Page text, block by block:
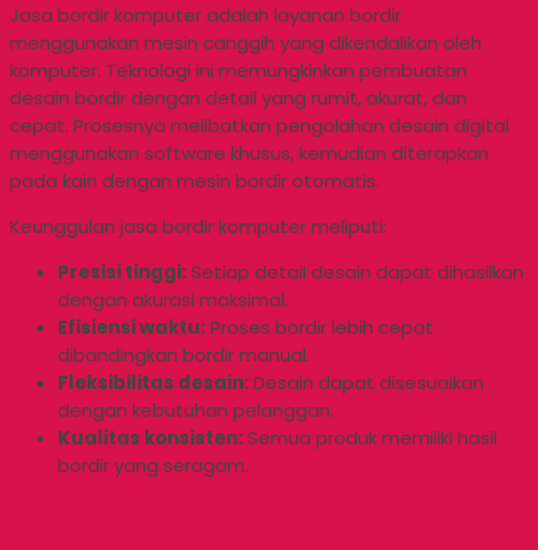
Jasa bordir komputer adalah layanan bordir
menggunakan mesin canggih yang dikendalikan oleh
komputer. Teknologi ini memungkinkan pembuatan
desain bordir dengan detail yang rumit, akurat, dan
cepat. Prosesnya melibatkan pengolahan desain digital
menggunakan software khusus, kemudian diterapkan
pada kain dengan mesin bordir otomatis.
Keunggulan jasa bordir komputer meliputi:
Presisi tinggi:Setiap detail desain dapat dihasilkan
dengan akurasi maksimal.
Efisiensi waktu:Proses bordir lebih cepat
dibandingkan bordir manual.
Fleksibilitas desain:Desain dapat disesuaikan
dengan kebutuhan pelanggan.
Kualitas konsisten:Semua produk memiliki hasil
bordir yang seragam.